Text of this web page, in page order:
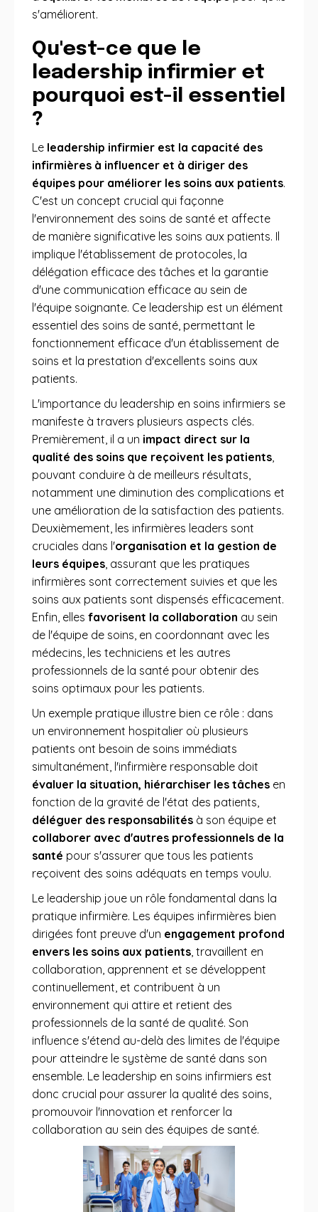
s'améliorent.
Qu'est-ce que le
leadership infirmier et
pourquoi est-il essentiel
?
Le leadership infirmier est la capacité des
infirmières à influencer et à diriger des
équipes pour améliorer les soins aux patients.
C'est un concept crucial qui façonne
l'environnement des soins de santé et affecte
de manière significative les soins aux patients. Il
implique l'établissement de protocoles, la
délégation efficace des tâches et la garantie
d'une communication efficace au sein de
l'équipe soignante. Ce leadership est un élément
essentiel des soins de santé, permettant le
fonctionnement efficace d'un établissement de
soins et la prestation d'excellents soins aux
patients.
L'importance du leadership en soins infirmiers se
manifeste à travers plusieurs aspects clés.
Premièrement, il a un impact direct sur la
qualité des soins que reçoivent les patients,
pouvant conduire à de meilleurs résultats,
notamment une diminution des complications et
une amélioration de la satisfaction des patients.
Deuxièmement, les infirmières leaders sont
cruciales dans l'organisation et la gestion de
leurs équipes, assurant que les pratiques
infirmières sont correctement suivies et que les
soins aux patients sont dispensés efficacement.
Enfin, elles favorisent la collaboration au sein
de l'équipe de soins, en coordonnant avec les
médecins, les techniciens et les autres
professionnels de la santé pour obtenir des
soins optimaux pour les patients.
Un exemple pratique illustre bien ce rôle : dans
un environnement hospitalier où plusieurs
patients ont besoin de soins immédiats
simultanément, l'infirmière responsable doit
évaluer la situation, hiérarchiser les tâches en
fonction de la gravité de l'état des patients,
déléguer des responsabilités à son équipe et
collaborer avec d'autres professionnels de la
santé pour s'assurer que tous les patients
reçoivent des soins adéquats en temps voulu.
Le leadership joue un rôle fondamental dans la
pratique infirmière. Les équipes infirmières bien
dirigées font preuve d'un engagement profond
envers les soins aux patients, travaillent en
collaboration, apprennent et se développent
continuellement, et contribuent à un
environnement qui attire et retient des
professionnels de la santé de qualité. Son
influence s'étend au-delà des limites de l'équipe
pour atteindre le système de santé dans son
ensemble. Le leadership en soins infirmiers est
donc crucial pour assurer la qualité des soins,
promouvoir l'innovation et renforcer la
collaboration au sein des équipes de santé.